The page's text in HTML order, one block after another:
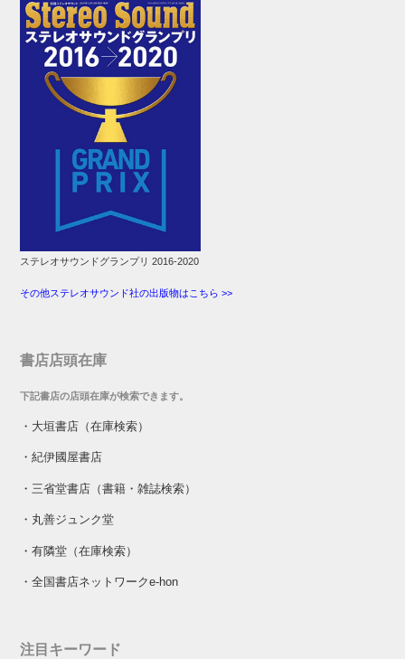
ステレオサウンドグランプリ 2016-2020
その他ステレオサウンド社の出版物はこちら >>
書店店頭在庫
下記書店の店頭在庫が検索できます。
・ 大垣書店（在庫検索）
・紀伊國屋書店
・ 三省堂書店（書籍・雑誌検索）
・ 丸善ジュンク堂
・有隣堂（在庫検索）
・全国書店ネットワークe-hon
注目キーワード